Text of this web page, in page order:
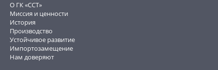
О ГК «ССТ»
Миссия и ценности
История
Производство
Устойчивое развитие
Импортозамещение
Нам доверяют